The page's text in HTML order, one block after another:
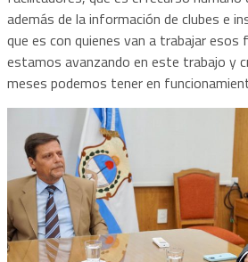
además de la información de clubes e
que es con quienes van a trabajar esos
estamos avanzando en este trabajo y
meses podemos tener en